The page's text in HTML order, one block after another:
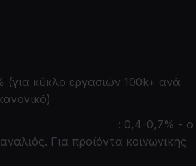
(για κύκλο εργασιών 100k+ ανά
: 0,4-0,7% - ο
Για προϊόντα κοινωνικής